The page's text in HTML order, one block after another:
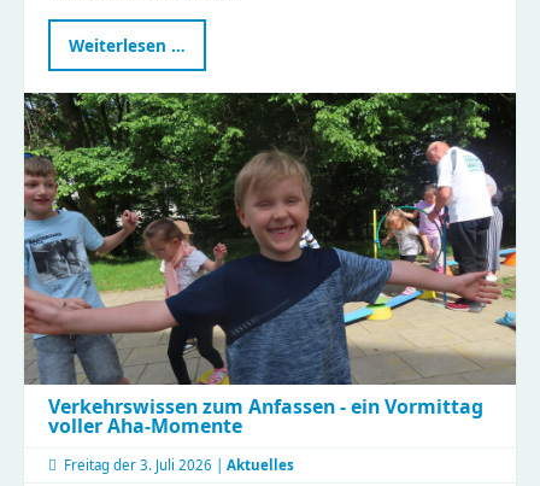
Weiterlesen …
Esche
Firmenwandertag
Verkehrswissen zum Anfassen - ein Vormittag
voller Aha-Momente
Freitag der 3. Juli 2026 | Aktuelles